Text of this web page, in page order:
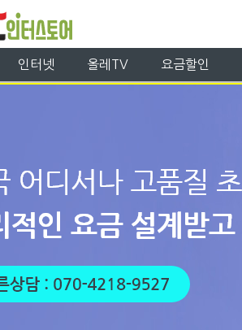
인터넷 올레TV 요금할인